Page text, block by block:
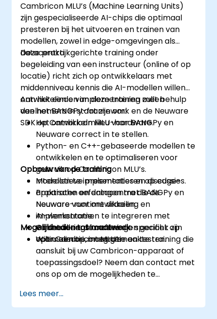
Cambricon MLU’s (Machine Learning Units)
zijn gespecialiseerde AI-chips die optimaal
presteren bij het uitvoeren en trainen van
modellen, zowel in edge-omgevingen als
datacentra.
Deze praktijkgerichte training onder
begeleiding van een instructeur (online of op
locatie) richt zich op ontwikkelaars met
middenniveau kennis die AI-modellen willen
ontwikkelen en implementeren met behulp
van het BANGPy-framework en de Neuware
SDK op Cambricon MLU-hardware.
Aan het einde van deze training zullen
deelnemers in staat zijn om:
Het ontwikkelmilieu voor BANGPy en
Neuware correct in te stellen.
Python- en C++-gebaseerde modellen te
ontwikkelen en te optimaliseren voor
gebruik op Cambricon MLU’s.
Modellen te implementeren op edge-
apparaten en datacentra die de
Neuware-runtime draaien.
AI-werkstromen te integreren met
versnelleringsfuncties die specifiek zijn
voor Cambricon MLU’s.
Opbouw van de training
Interactieve presentaties en discussies.
Praktische oefeningen met BANGPy en
Neuware voor ontwikkeling en
implementatie.
Gedetailleerde oefeningen gericht op
optimalisatie, integratie en testen.
Mogelijkheden tot maatwerk
Wilt u een op maat gemaakte training die
aansluit bij uw Cambricon-apparaat of
toepassingsdoel? Neem dan contact met
ons op om de mogelijkheden te
Lees meer...